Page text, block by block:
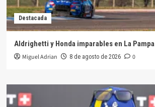
Destacada
Aldrighetti y Honda imparables en La Pampa
Miguel Adrian 8 de agosto de 2026 0